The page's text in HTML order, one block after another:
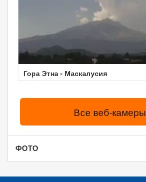
Гора Этна - Маскалусия
Все веб-камеры
ФОТО